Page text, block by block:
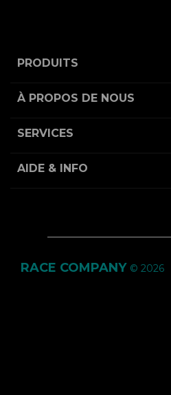
PRODUITS
À PROPOS DE NOUS
SERVICES
AIDE & INFO
RACE COMPANY © 2026